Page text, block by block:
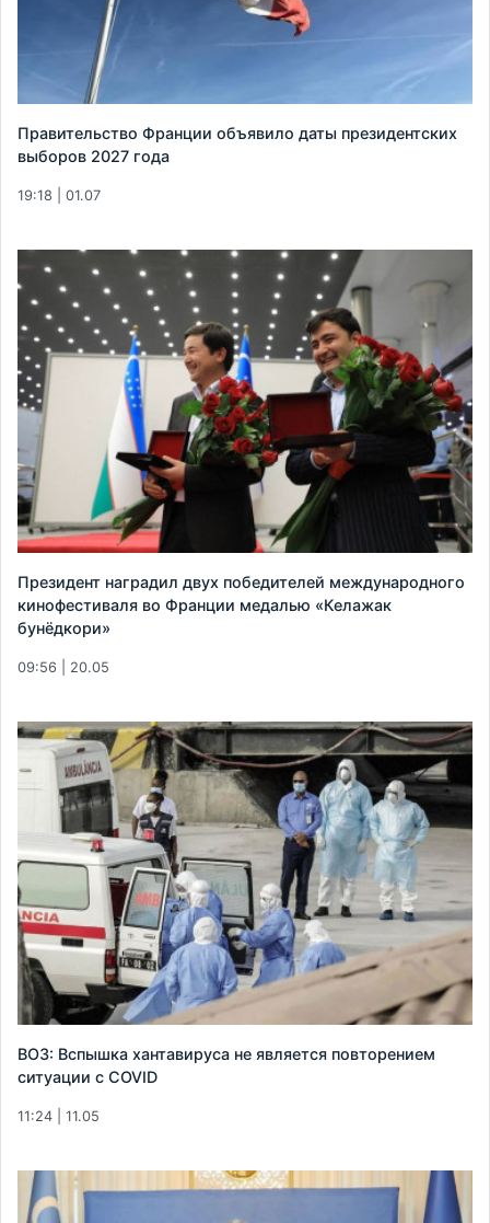
Правительство Франции объявило даты президентских
выборов 2027 года
19:18 | 01.07
Президент наградил двух победителей международного
кинофестиваля во Франции медалью «Келажак
бунёдкори»
09:56 | 20.05
ВОЗ: Вспышка хантавируса не является повторением
ситуации с COVID
11:24 | 11.05